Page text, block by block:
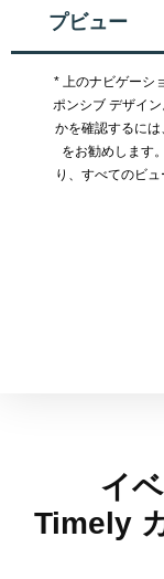
プビュー
* 上のナビゲーシ
ポンシブ デザイ
かを確認するに
をお勧めします
り、すべてのビ
イ
Timely